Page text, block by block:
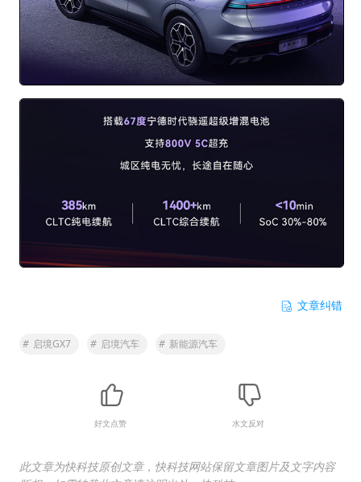
文章纠错
# 启境GX7 # 启境汽车 # 新能源汽车
好文点赞 水文反对
此文章为快科技原创文章，快科技网站保留文章图片及文字内容